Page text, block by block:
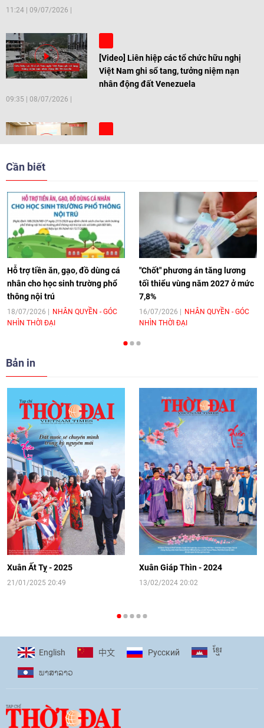
11:24 | 09/07/2026
[Video] Liên hiệp các tổ chức hữu nghị
Việt Nam ghi sổ tang, tưởng niệm nạn
nhân động đất Venezuela
09:35 | 08/07/2026
[Video] Trẻ em Đông Á cùng kiến tạo
[Video] Âm nhạc flamenco gắn kết văn
hoá Việt Nam - Tây Ban Nha
11:10 17/06/2026
[Video] Trao tặng Kỷ niệm chương "Vì
hòa bình, hữu nghị giữa các dân tộc"
cho Đại sứ Hungary tại Việt Nam
[Video] Nhân dân Việt Nam luôn trân
trọng tình cảm của nước Nga
08:02 | 13/06/2026
Video: Cơ hội giao lưu quốc tế cho học
sinh Việt Nam tại trại hè Artek
14:41|12/06/2026
[Video] Đối ngoại nhân dân Thủ đô
hướng tới kết nối hiệu quả nguồn lực
người Việt Nam ở nước ngoài
16:58|10/06/2026
cùng thanh thiếu nhi tiên phong ứng
phó với biến đổi khí hậu
17:07|09/06/2026
[Video] Lào dành ưu tiên hàng đầu cho
Cần biết
Hỗ trợ tiền ăn, gạo, đồ dùng cá
nhân cho học sinh trường phổ
thông nội trú
18/07/2026
NHÂN QUYỀN - GÓC
NHÌN THỜI ĐẠI
"Chốt" phương án tăng lương
tối thiểu vùng năm 2027 ở mức
7,8%
16/07/2026
NHÂN QUYỀN - GÓC
NHÌN THỜI ĐẠI
Bản in
Xuân Ất Tỵ - 2025
21/01/2025 20:49
Xuân Giáp Thìn - 2024
13/02/2024 20:02
English 中文 Pусский ខ្មែរ
ພາ​ສາ​ລາວ